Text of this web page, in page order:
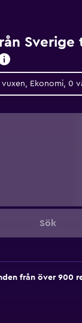
Sverige
vuxen, Ekonomi, 0
Sök
från över 900